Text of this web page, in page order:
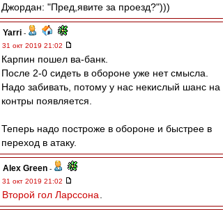
Джордан: "Пред,явите за проезд?")))
Yarri -
31 окт 2019 21:02
Карпин пошел ва-банк.
После 2-0 сидеть в обороне уже нет смысла.
Надо забивать, потому у нас некислый шанс на
контры появляется.
Теперь надо построже в обороне и быстрее в
переход в атаку.
Alex Green -
31 окт 2019 21:02
Второй гол Ларссона